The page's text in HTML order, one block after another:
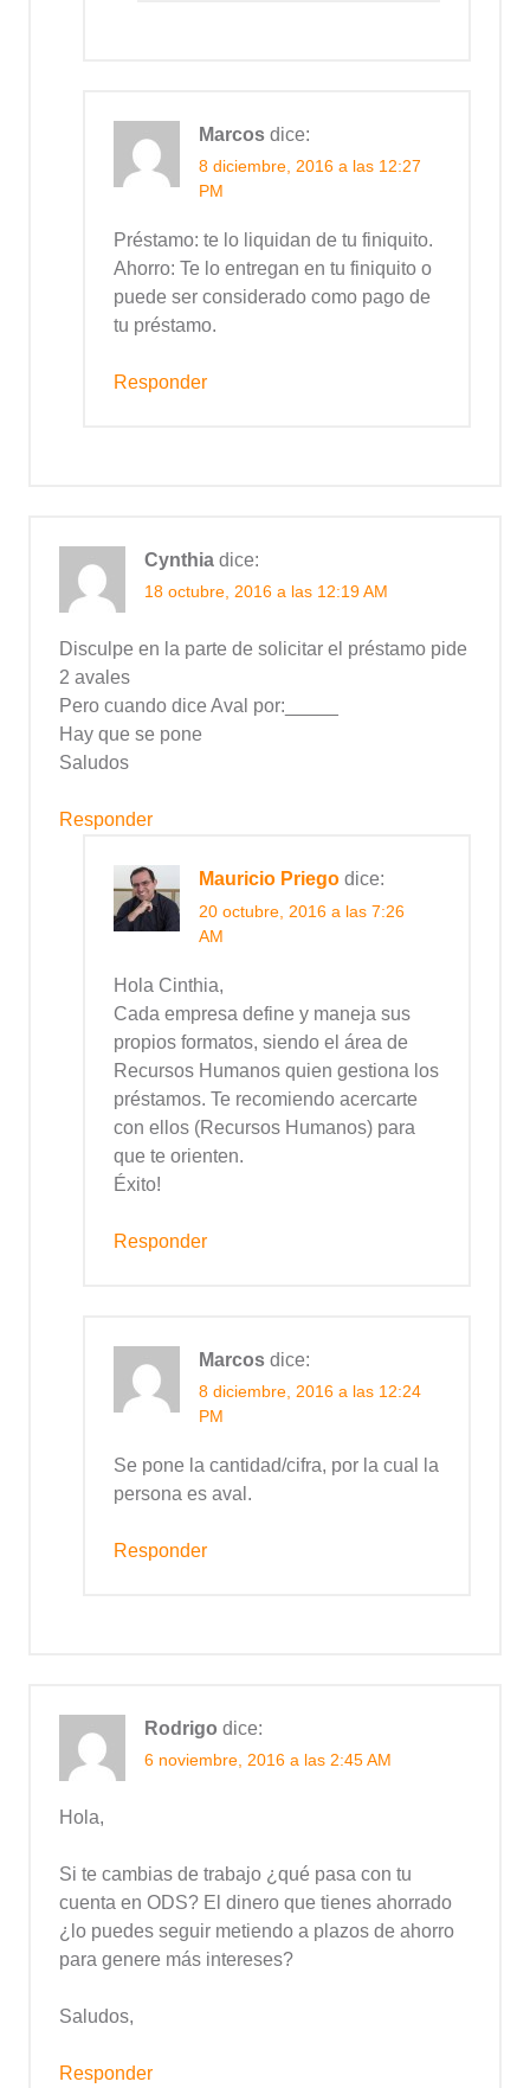
Marcos dice:
8 diciembre, 2016 a las 12:27
PM
Préstamo: te lo liquidan de tu finiquito.
Ahorro: Te lo entregan en tu finiquito o
puede ser considerado como pago de
tu préstamo.
Responder
Cynthia dice:
18 octubre, 2016 a las 12:19 AM
Disculpe en la parte de solicitar el préstamo pide
2 avales
Pero cuando dice Aval por:_____
Hay que se pone
Saludos
Responder
Mauricio Priego dice:
20 octubre, 2016 a las 7:26
AM
Hola Cinthia,
Cada empresa define y maneja sus
propios formatos, siendo el área de
Recursos Humanos quien gestiona los
préstamos. Te recomiendo acercarte
con ellos (Recursos Humanos) para
que te orienten.
Éxito!
Responder
Marcos dice:
8 diciembre, 2016 a las 12:24
PM
Se pone la cantidad/cifra, por la cual la
persona es aval.
Responder
Rodrigo dice:
6 noviembre, 2016 a las 2:45 AM
Hola,
Si te cambias de trabajo ¿qué pasa con tu
cuenta en ODS? El dinero que tienes ahorrado
¿lo puedes seguir metiendo a plazos de ahorro
para genere más intereses?
Saludos,
Responder